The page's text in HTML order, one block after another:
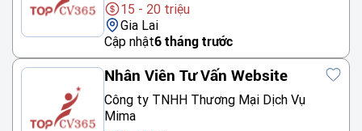
15 - 20 triệu
Gia Lai
Cập nhật6 tháng trước
Nhân Viên Tư Vấn Website
Công ty TNHH Thương Mại Dịch Vụ
Mima